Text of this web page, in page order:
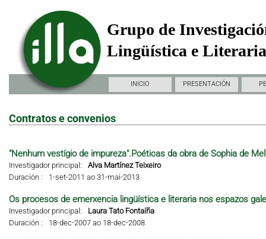
Grupo de
Lingüística e
INICIO PRESENTACIÓN
Contratos e convenios
"Nenhum vestígio de impureza".Poéticas da obra de Sophia de
Investigador principal:
Alva Martínez Teixeiro
Duración :
1-set-2011 ao 31-mai-2013
Os procesos de emerxencia lingüística e literaria nos espazos
Investigador principal:
Laura Tato Fontaíña
Duración :
18-dec-2007 ao 18-dec-2008